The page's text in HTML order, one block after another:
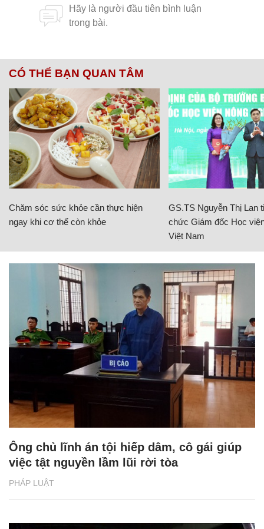
CÓ THỂ BẠN QUAN TÂM
Chăm sóc sức khỏe cần thực hiện
ngay khi cơ thể còn khỏe
GS.TS Nguyễn Thị Lan
chức Giám đốc Học
Việt Nam
PHÁP LUẬT
Ông chủ lĩnh án tội hiếp dâm, cô gái giúp
việc tật nguyền lầm lũi rời tòa